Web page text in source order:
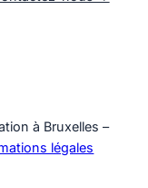
à Bruxelles –
légales